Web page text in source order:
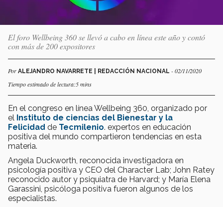
El foro Wellbeing 360 se llevó a cabo en línea este año y contó
con más de 200 expositores
Por ALEJANDRO NAVARRETE | REDACCIÓN NACIONAL - 02/11/2020
Tiempo estimado de lectura:5 mins
En el congreso en línea Wellbeing 360, organizado por
el Instituto de ciencias del Bienestar y la
Felicidad de Tecmilenio. expertos en educación
positiva del mundo compartieron tendencias en esta
materia.
Angela Duckworth, reconocida investigadora en
psicología positiva y CEO del Character Lab; John Ratey
reconocido autor y psiquiatra de Harvard; y María Elena
Garassini, psicóloga positiva fueron algunos de los
especialistas.